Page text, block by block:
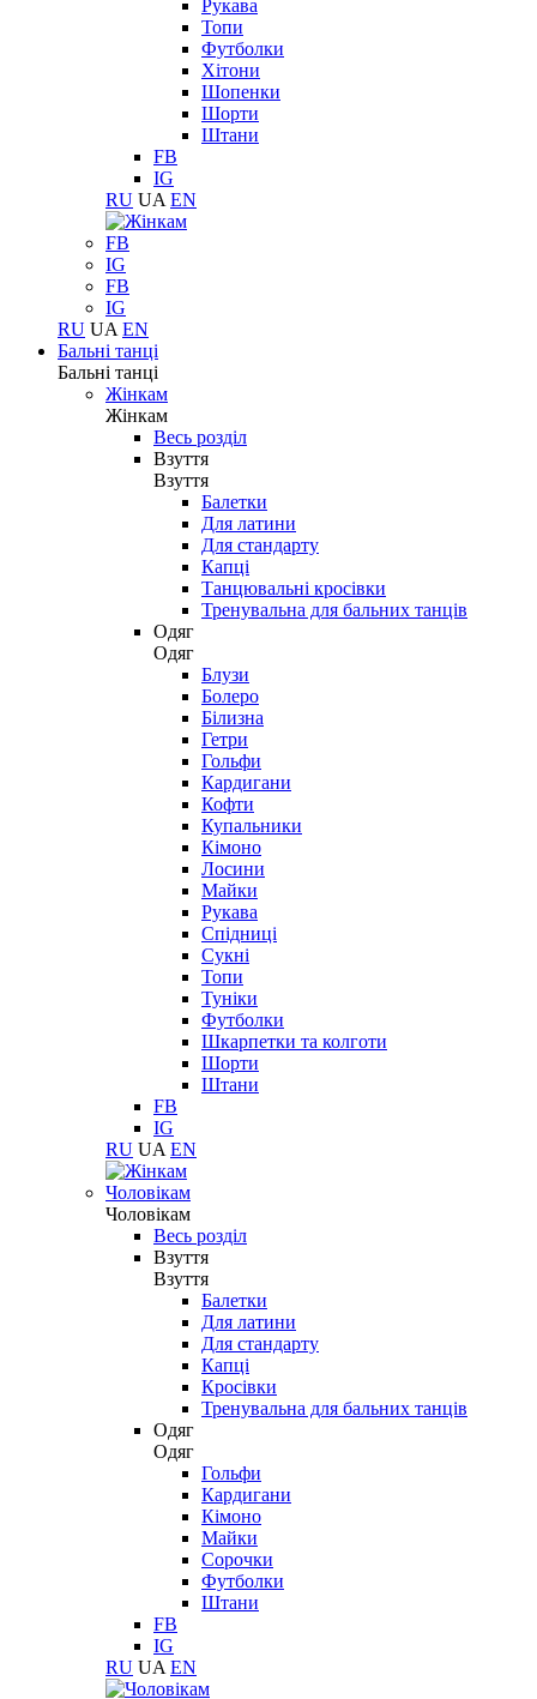
Рукава
Топи
Футболки
Хітони
Шопенки
Шорти
Штани
FB
IG
RU UA EN
FB
IG
FB
IG
RU UA EN
Бальні танці
Бальні танці
Жінкам
Жінкам
Весь розділ
Взуття
Взуття
Балетки
Для латини
Для стандарту
Капці
Танцювальні кросівки
Тренувальна для бальних танців
Одяг
Одяг
Блузи
Болеро
Білизна
Гетри
Гольфи
Кардигани
Кофти
Купальники
Кімоно
Лосини
Майки
Рукава
Спідниці
Сукні
Топи
Туніки
Футболки
Шкарпетки та колготи
Шорти
Штани
FB
IG
RU UA EN
Чоловікам
Чоловікам
Весь розділ
Взуття
Взуття
Балетки
Для латини
Для стандарту
Капці
Кросівки
Тренувальна для бальних танців
Одяг
Одяг
Гольфи
Кардигани
Кімоно
Майки
Сорочки
Футболки
Штани
FB
IG
RU UA EN